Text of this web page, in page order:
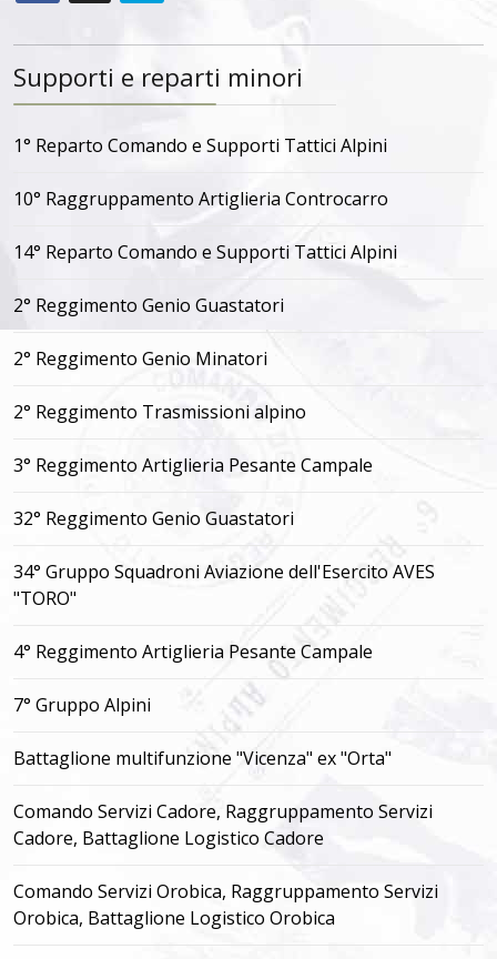
Supporti e reparti minori
1° Reparto Comando e Supporti Tattici Alpini
10° Raggruppamento Artiglieria Controcarro
14° Reparto Comando e Supporti Tattici Alpini
2° Reggimento Genio Guastatori
2° Reggimento Genio Minatori
2° Reggimento Trasmissioni alpino
3° Reggimento Artiglieria Pesante Campale
32° Reggimento Genio Guastatori
34° Gruppo Squadroni Aviazione dell'Esercito AVES
"TORO"
4° Reggimento Artiglieria Pesante Campale
7° Gruppo Alpini
Battaglione multifunzione "Vicenza" ex "Orta"
Comando Servizi Cadore, Raggruppamento Servizi
Cadore, Battaglione Logistico Cadore
Comando Servizi Orobica, Raggruppamento Servizi
Orobica, Battaglione Logistico Orobica